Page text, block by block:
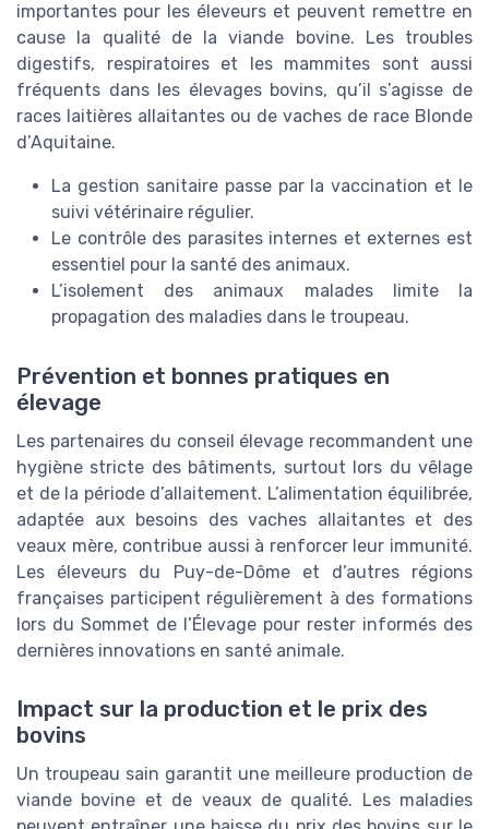
importantes pour les éleveurs et peuvent remettre en
cause la qualité de la viande bovine. Les troubles
digestifs, respiratoires et les mammites sont aussi
fréquents dans les élevages bovins, qu’il s’agisse de
races laitières allaitantes ou de vaches de race Blonde
d’Aquitaine.
La gestion sanitaire passe par la vaccination et le
suivi vétérinaire régulier.
Le contrôle des parasites internes et externes est
essentiel pour la santé des animaux.
L’isolement des animaux malades limite la
propagation des maladies dans le troupeau.
Prévention et bonnes pratiques en
élevage
Les partenaires du conseil élevage recommandent une
hygiène stricte des bâtiments, surtout lors du vêlage
et de la période d’allaitement. L’alimentation équilibrée,
adaptée aux besoins des vaches allaitantes et des
veaux mère, contribue aussi à renforcer leur immunité.
Les éleveurs du Puy-de-Dôme et d’autres régions
françaises participent régulièrement à des formations
lors du Sommet de l’Élevage pour rester informés des
dernières innovations en santé animale.
Impact sur la production et le prix des
bovins
Un troupeau sain garantit une meilleure production de
viande bovine et de veaux de qualité. Les maladies